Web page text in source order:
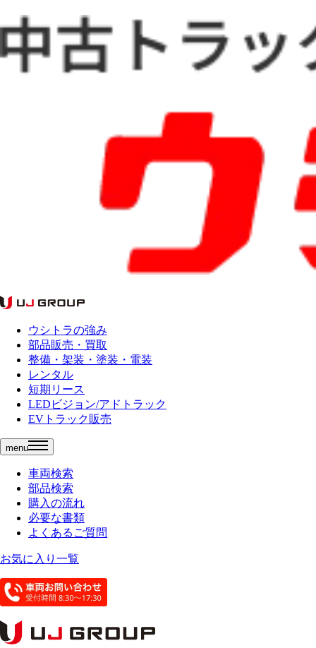
ウシトラの強み
部品販売・買取
整備・架装・塗装・電装
レンタル
短期リース
LEDビジョン/アドトラック
EVトラック販売
menu
車両検索
部品検索
購入の流れ
必要な書類
よくあるご質問
お気に入り一覧